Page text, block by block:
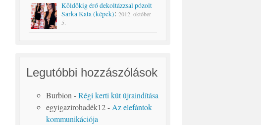
Köldökig érő dekoltázzsal pózolt
Sarka Kata (képek):2012. október
5.
Legutóbbi hozzászólások
Burbion-Régi kerti kút újraindítása
egyigazirohadék12-Az elefántok
kommunikációja